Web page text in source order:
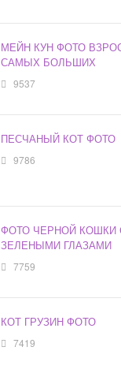
МЕЙН КУН ФОТО
САМЫХ БОЛЬШИХ
9537
ПЕСЧАНЫЙ КОТ ФОТО
9786
ФОТО ЧЕРНОЙ КОШКИ
ЗЕЛЕНЫМИ ГЛАЗАМИ
7759
КОТ ГРУЗИН ФОТО
7419